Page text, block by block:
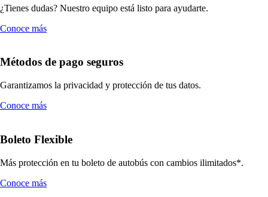
¿Tienes dudas? Nuestro equipo está listo para ayudarte.
Conoce más
Métodos de pago seguros
Garantizamos la privacidad y protección de tus datos.
Conoce más
Boleto Flexible
Más protección en tu boleto de autobús con cambios ilimitados*.
Conoce más